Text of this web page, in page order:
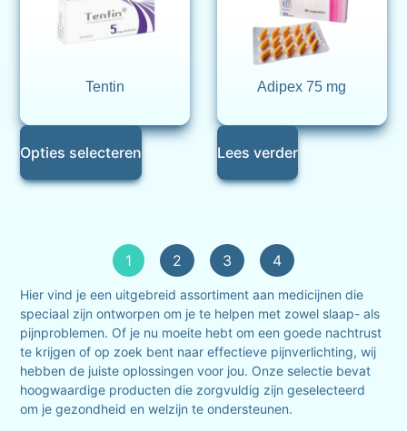
Tentin
Opties selecteren
Adipex 75 mg
Lees verder
1 2 3 4
Hier vind je een uitgebreid assortiment aan medicijnen die
speciaal zijn ontworpen om je te helpen met zowel slaap- als
pijnproblemen. Of je nu moeite hebt om een goede nachtrust
te krijgen of op zoek bent naar effectieve pijnverlichting, wij
hebben de juiste oplossingen voor jou. Onze selectie bevat
hoogwaardige producten die zorgvuldig zijn geselecteerd
om je gezondheid en welzijn te ondersteunen.